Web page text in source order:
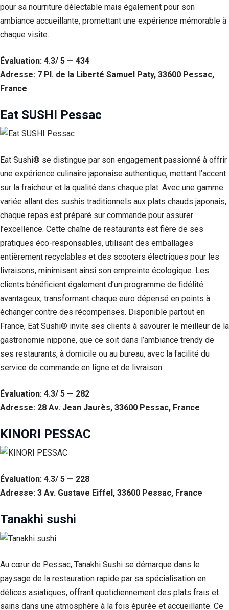
pour sa nourriture délectable mais également pour son
ambiance accueillante, promettant une expérience mémorable à
chaque visite.
Évaluation: 4.3/ 5 — 434
Adresse: 7 Pl. de la Liberté Samuel Paty, 33600 Pessac,
France
Eat SUSHI Pessac
Eat Sushi® se distingue par son engagement passionné à offrir
une expérience culinaire japonaise authentique, mettant l’accent
sur la fraîcheur et la qualité dans chaque plat. Avec une gamme
variée allant des sushis traditionnels aux plats chauds japonais,
chaque repas est préparé sur commande pour assurer
l’excellence. Cette chaîne de restaurants est fière de ses
pratiques éco-responsables, utilisant des emballages
entièrement recyclables et des scooters électriques pour les
livraisons, minimisant ainsi son empreinte écologique. Les
clients bénéficient également d’un programme de fidélité
avantageux, transformant chaque euro dépensé en points à
échanger contre des récompenses. Disponible partout en
France, Eat Sushi® invite ses clients à savourer le meilleur de la
gastronomie nippone, que ce soit dans l’ambiance trendy de
ses restaurants, à domicile ou au bureau, avec la facilité du
service de commande en ligne et de livraison.
Évaluation: 4.3/ 5 — 282
Adresse: 28 Av. Jean Jaurès, 33600 Pessac, France
KINORI PESSAC
Évaluation: 4.3/ 5 — 228
Adresse: 3 Av. Gustave Eiffel, 33600 Pessac, France
Tanakhi sushi
Au cœur de Pessac, Tanakhi Sushi se démarque dans le
paysage de la restauration rapide par sa spécialisation en
délices asiatiques, offrant quotidiennement des plats frais et
sains dans une atmosphère à la fois épurée et accueillante. Ce